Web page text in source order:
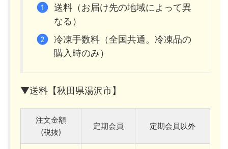
送料（お届け先の地域によって異
なる）
冷凍手数料（全国共通。冷凍品の
購入時のみ）
▼送料【秋田県湯沢市】
注文金額
(税抜)
定期会員 定期会員以外